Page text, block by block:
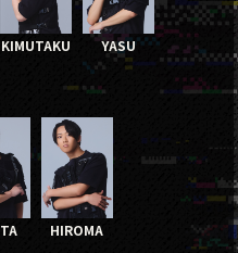
KIMUTAKU YASU
HIROMA